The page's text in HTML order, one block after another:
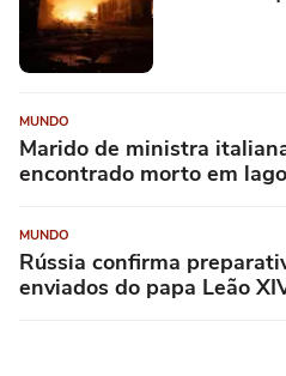
MUNDO
Marido de ministra
encontrado morto em lago
MUNDO
Rússia confirma
enviados do papa Leão